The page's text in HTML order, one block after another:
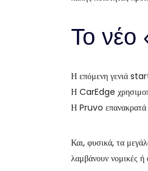
Το νέο
Η επόμενη γενιά
Η CarEdge
Η Pruvo επανακρατά
Και, φυσικά, τα
λαμβάνουν νομικές ή